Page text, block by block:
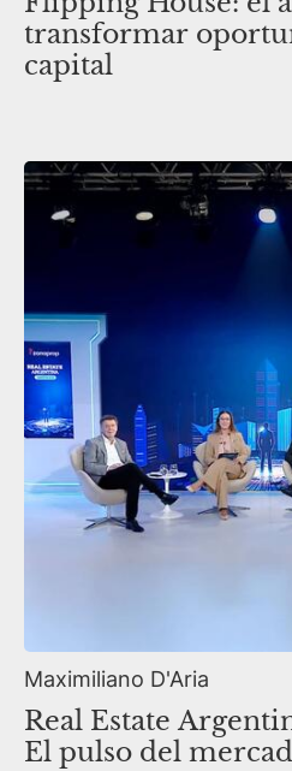
transformar
capital
Maximiliano D'Aria
Real Estate
El pulso del